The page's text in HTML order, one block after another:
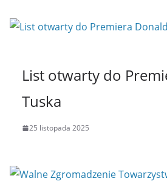
List otwarty do
Tuska
25 listopada 2025